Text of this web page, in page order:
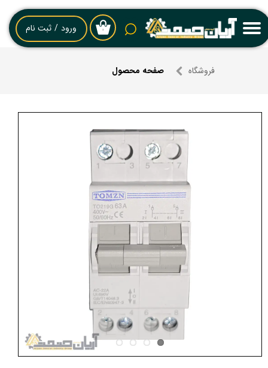
۰ ورود / ثبت نام
حساب کاربری من
خروج از حساب کاربری
فروشگاه صفحه محصول